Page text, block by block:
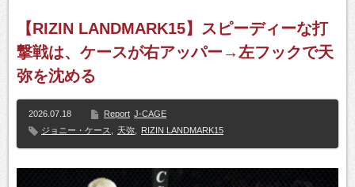
【RIZIN LANDMARK15】スピーディーな打
撃戦は、ケースが右アッパー→左フックで天
弥を沈める
2026.07.18 Report J-CAGE
ジョニー・ケース
天弥 RIZIN LANDMARK15